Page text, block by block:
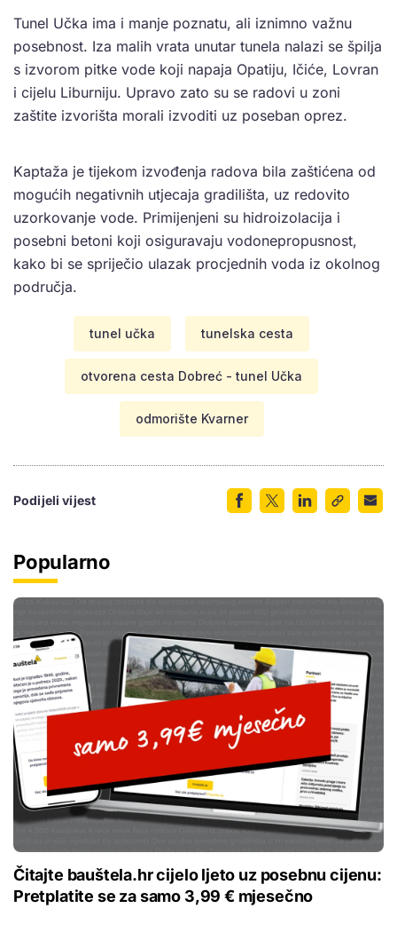
Tunel Učka ima i manje poznatu, ali iznimno važnu
posebnost. Iza malih vrata unutar tunela nalazi se špilja
s izvorom pitke vode koji napaja Opatiju, Ičiće, Lovran
i cijelu Liburniju. Upravo zato su se radovi u zoni
zaštite izvorišta morali izvoditi uz poseban oprez.
Kaptaža je tijekom izvođenja radova bila zaštićena od
mogućih negativnih utjecaja gradilišta, uz redovito
uzorkovanje vode. Primijenjeni su hidroizolacija i
posebni betoni koji osiguravaju vodonepropusnost,
kako bi se spriječio ulazak procjednih voda iz okolnog
područja.
tunel učka tunelska cesta
otvorena cesta Dobreć - tunel Učka
odmorište Kvarner
Podijeli vijest
Popularno
Čitajte bauštela.hr cijelo ljeto uz posebnu cijenu:
Pretplatite se za samo 3,99 € mjesečno